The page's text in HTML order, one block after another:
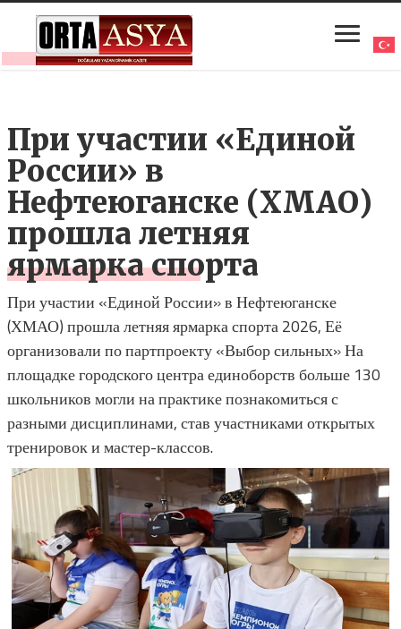
При участии «Единой
России» в
Нефтеюганске (ХМАО)
прошла летняя
ярмарка спорта
При участии «Единой России» в Нефтеюганске
(ХМАО) прошла летняя ярмарка спорта 2026, Её
организовали по партпроекту «Выбор сильных» На
площадке городского центра единоборств больше 130
школьников могли на практике познакомиться с
разными дисциплинами, став участниками открытых
тренировок и мастер-классов.